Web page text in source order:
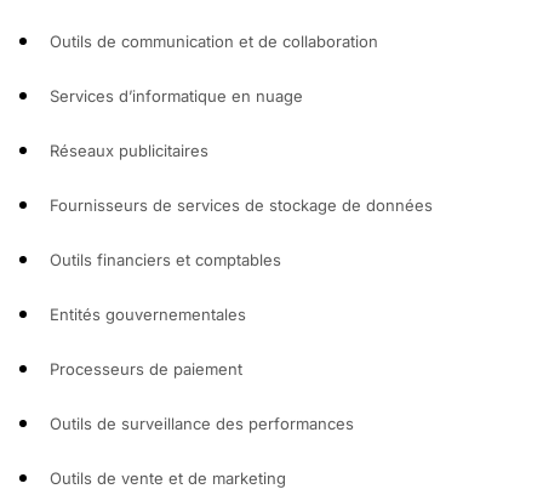
Outils de communication et de collaboration
Services d’informatique en nuage
Réseaux publicitaires
Fournisseurs de services de stockage de données
Outils financiers et comptables
Entités gouvernementales
Processeurs de paiement
Outils de surveillance des performances
Outils de vente et de marketing